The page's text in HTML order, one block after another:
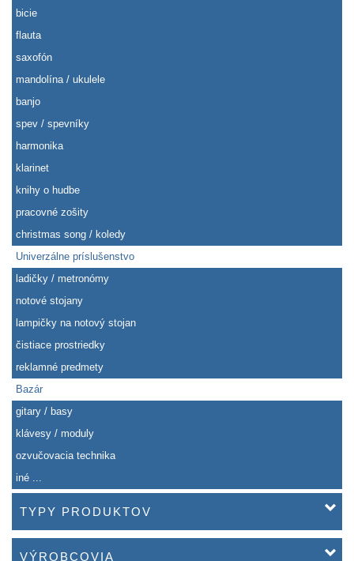
bicie
flauta
saxofón
mandolína / ukulele
banjo
spev / spevníky
harmonika
klarinet
knihy o hudbe
pracovné zošity
christmas song / koledy
Univerzálne príslušenstvo
ladičky / metronómy
notové stojany
lampičky na notový stojan
čistiace prostriedky
reklamné predmety
Bazár
gitary / basy
klávesy / moduly
ozvučovacia technika
iné ...
TYPY PRODUKTOV
VÝROBCOVIA